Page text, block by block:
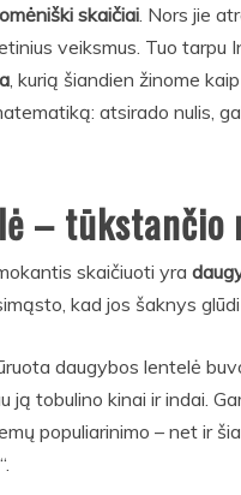
skaičiai . Nors jie
veiksmus. Tuo tarpu
, kurią šiandien žinome kaip
atsirado nulis,
–
skaičiuoti yra
kad jos šaknys
daugybos lentelė
ją tobulino kinai ir indai.
populiarinimo – net ir